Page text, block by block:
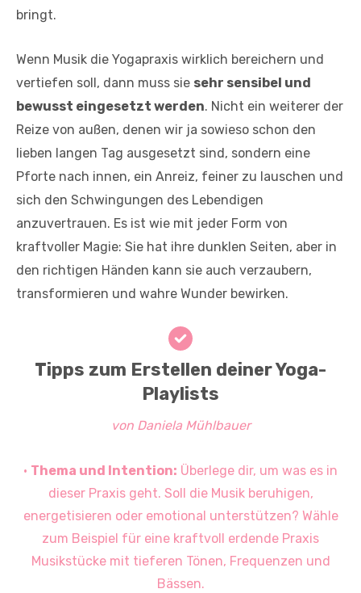
bringt.
Wenn Musik die Yogapraxis wirklich bereichern und
vertiefen soll, dann muss sie sehr sensibel und
bewusst eingesetzt werden. Nicht ein weiterer der
Reize von außen, denen wir ja sowieso schon den
lieben langen Tag ausgesetzt sind, sondern eine
Pforte nach innen, ein Anreiz, feiner zu lauschen und
sich den Schwingungen des Lebendigen
anzuvertrauen. Es ist wie mit jeder Form von
kraftvoller Magie: Sie hat ihre dunklen Seiten, aber in
den richtigen Händen kann sie auch verzaubern,
transformieren und wahre Wunder bewirken.
Tipps zum Erstellen deiner Yoga-
Playlists
von Daniela Mühlbauer
• Thema und Intention: Überlege dir, um was es in
dieser Praxis geht. Soll die Musik beruhigen,
energetisieren oder emotional unterstützen? Wähle
zum Beispiel für eine kraftvoll erdende Praxis
Musikstücke mit tieferen Tönen, Frequenzen und
Bässen.